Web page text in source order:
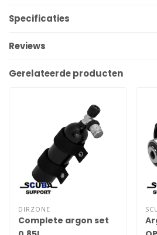
Specificaties
Reviews
Gerelateerde producten
DIRZONE
Complete argon set